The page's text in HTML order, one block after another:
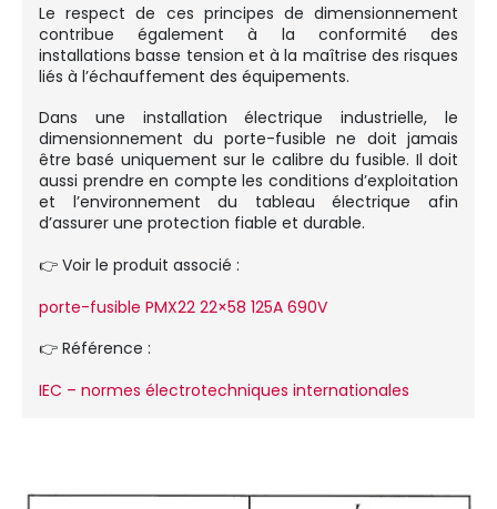
Le respect de ces principes de dimensionnement
contribue également à la conformité des
installations basse tension et à la maîtrise des risques
liés à l’échauffement des équipements.
Dans une installation électrique industrielle, le
dimensionnement du porte-fusible ne doit jamais
être basé uniquement sur le calibre du fusible. Il doit
aussi prendre en compte les conditions d’exploitation
et l’environnement du tableau électrique afin
d’assurer une protection fiable et durable.
👉 Voir le produit associé :
porte-fusible PMX22 22×58 125A 690V
👉 Référence :
IEC – normes électrotechniques internationales